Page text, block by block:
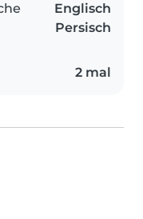
Englisch
Persisch
2 mal